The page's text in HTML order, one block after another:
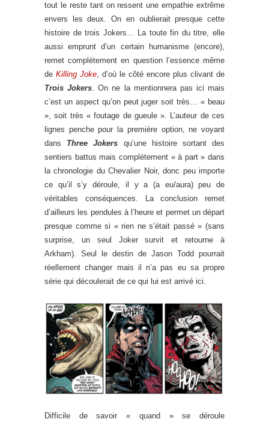
tout le reste tant on ressent une empathie extrême
envers les deux. On en oublierait presque cette
histoire de trois Jokers… La toute fin du titre, elle
aussi emprunt d’un certain humanisme (encore),
remet complètement en question l’essence même
de Killing Joke, d’où le côté encore plus clivant de
Trois Jokers. On ne la mentionnera pas ici mais
c’est un aspect qu’on peut juger soit très… « beau
», soit très « foutage de gueule ». L’auteur de ces
lignes penche pour la première option, ne voyant
dans Three Jokers qu’une histoire sortant des
sentiers battus mais complètement « à part » dans
la chronologie du Chevalier Noir, donc peu importe
ce qu’il s’y déroule, il y a (a eu/aura) peu de
véritables conséquences. La conclusion remet
d’ailleurs les pendules à l’heure et permet un départ
presque comme si « rien ne s’était passé » (sans
surprise, un seul Joker survit et retourne à
Arkham). Seul le destin de Jason Todd pourrait
réellement changer mais il n’a pas eu sa propre
série qui découlerait de ce qui lui est arrivé ici.
Difficile de savoir « quand » se déroule